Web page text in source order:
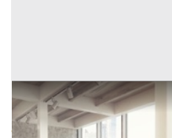
Ufficio all'asta a Novara
Base d'asta
372.000 €